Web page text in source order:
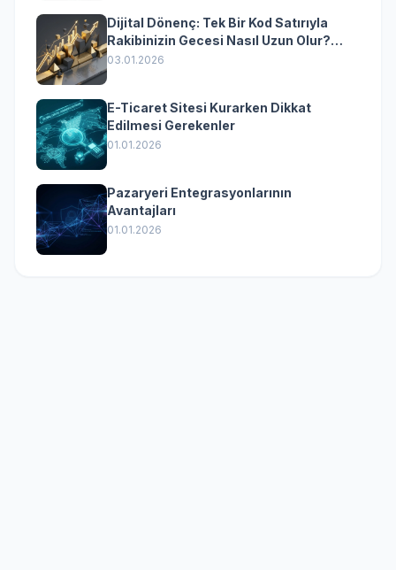
Dijital Dönenç: Tek Bir Kod Satırıyla
Rakibinizin Gecesi Nasıl Uzun Olur?
(Kurumsal Yazılımın Güçlü Rolü)
03.01.2026
E-Ticaret Sitesi Kurarken Dikkat
Edilmesi Gerekenler
01.01.2026
Pazaryeri Entegrasyonlarının
Avantajları
01.01.2026